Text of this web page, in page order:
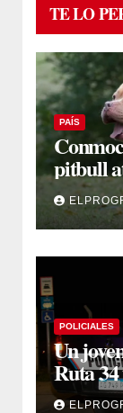
TE LO
PAÍS
pitbull
años
POLICIALES
Un
Ruta
que se